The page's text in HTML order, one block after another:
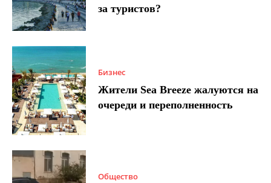
за туристов?
Бизнес
Жители Sea Breeze жалуются на
очереди и переполненность
Общество